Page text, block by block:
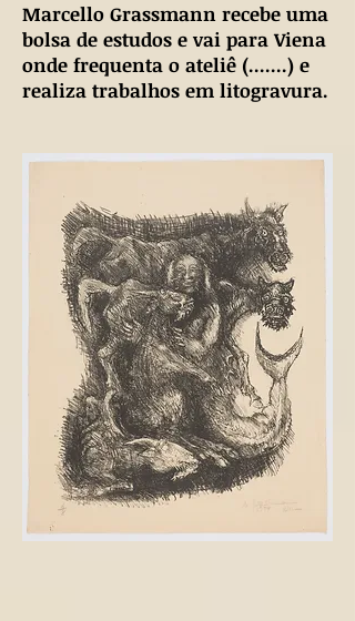
Marcello Grassmann recebe uma
bolsa de estudos e vai para Viena
onde frequenta o ateliê (.......) e
realiza trabalhos em litogravura.